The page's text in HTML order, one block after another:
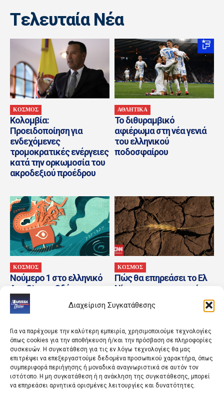
Διαχείριση Συγκατάθεσης
Για να παρέχουμε την καλύτερη εμπειρία, χρησιμοποιούμε τεχνολογίες
όπως cookies για την αποθήκευση ή/και την πρόσβαση σε πληροφορίες
συσκευών. Η συγκατάθεση για τις εν λόγω τεχνολογίες θα μας
επιτρέψει να επεξεργαστούμε δεδομένα προσωπικού χαρακτήρα, όπως
συμπεριφορά περιήγησης ή μοναδικά αναγνωριστικά σε αυτόν τον
ιστότοπο. Η μη συγκατάθεση ή η ανάκληση της συγκατάθεσης, μπορεί
να επηρεάσει αρνητικά ορισμένες λειτουργίες και δυνατότητες.
Tελευταία Nέα
ΚΟΣΜΟΣ
Κολομβία:
Προειδοποίηση για
ενδεχόμενες
τρομοκρατικές ενέργειες
κατά την ορκωμοσία του
ακροδεξιού προέδρου
ΑΘΛΗΤΙΚΑ
Το διθυραμβικό
αφιέρωμα στη νέα γενιά
του ελληνικού
ποδοσφαίρου
ΚΟΣΜΟΣ
Νούμερο 1 στο ελληνικό
App Store η Οδύσσεια του
Ομήρου του Διαμαντή
Καραναστάση
ΚΟΣΜΟΣ
Πώς θα επηρεάσει το Ελ
Νίνιο την επισιτιστική
ασφάλεια – Σχεδόν 49
εκατ. άνθρωποι...